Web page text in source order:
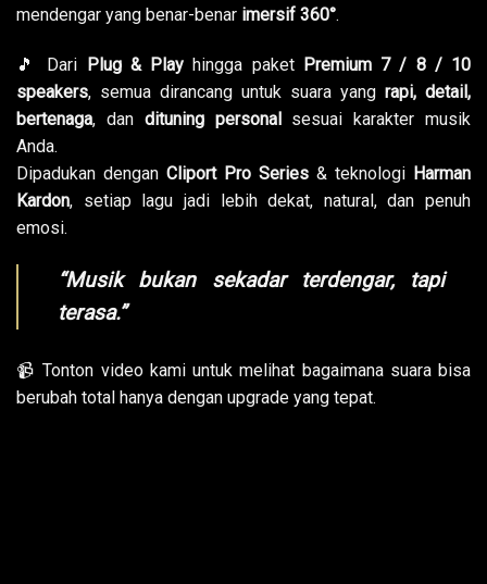
mendengar yang benar-benar imersif 360°.
🎵 Dari Plug & Play hingga paket Premium 7 / 8 / 10
speakers, semua dirancang untuk suara yang rapi, detail,
bertenaga, dan dituning personalsesuai karakter musik
Anda.
Dipadukan dengan Cliport Pro Series & teknologi Harman
Kardon, setiap lagu jadi lebih dekat, natural, dan penuh
emosi.
“Musik bukan sekadar terdengar, tapi
terasa.”
📹 Tonton video kami untuk melihat bagaimana suara bisa
berubah total hanya dengan upgrade yang tepat.